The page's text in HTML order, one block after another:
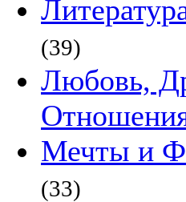
(39)
Любовь,
Мечты и
(33)